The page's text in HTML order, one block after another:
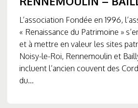
L’association Fondée en 1996,
« Renaissance du Patrimoine »
et à mettre en valeur les sites
Noisy-le-Roi, Rennemoulin et
incluent l’ancien couvent des
du...